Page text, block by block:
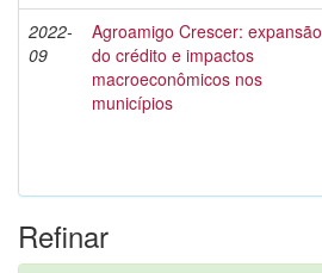
2022-
09
Agroamigo Crescer: expansão
do crédito e impactos
macroeconômicos nos
municípios
Refinar